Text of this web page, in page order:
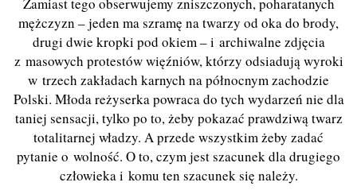
Zamiast tego obserwujemy zniszczonych, poharatanych
mężczyzn – jeden ma szramę na twarzy od oka do brody,
drugi dwie kropki pod okiem – i archiwalne zdjęcia
z masowych protestów więźniów, którzy odsiadują wyroki
w trzech zakładach karnych na północnym zachodzie
Polski. Młoda reżyserka powraca do tych wydarzeń nie dla
taniej sensacji, tylko po to, żeby pokazać prawdziwą twarz
totalitarnej władzy. A przede wszystkim żeby zadać
pytanie o wolność. O to, czym jest szacunek dla drugiego
człowieka i komu ten szacunek się należy.